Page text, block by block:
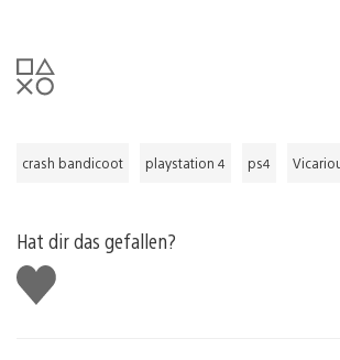
crash bandicoot playstation 4 ps4
Hat dir das gefallen?
Gefällt
mir